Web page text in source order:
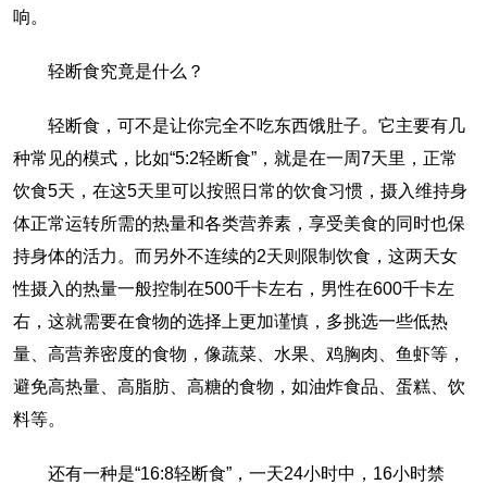
响。
轻断食究竟是什么？
轻断食，可不是让你完全不吃东西饿肚子。它主要有几
种常见的模式，比如“5:2轻断食”，就是在一周7天里，正常
饮食5天，在这5天里可以按照日常的饮食习惯，摄入维持身
体正常运转所需的热量和各类营养素，享受美食的同时也保
持身体的活力。而另外不连续的2天则限制饮食，这两天女
性摄入的热量一般控制在500千卡左右，男性在600千卡左
右，这就需要在食物的选择上更加谨慎，多挑选一些低热
量、高营养密度的食物，像蔬菜、水果、鸡胸肉、鱼虾等，
避免高热量、高脂肪、高糖的食物，如油炸食品、蛋糕、饮
料等。
还有一种是“16:8轻断食”，一天24小时中，16小时禁